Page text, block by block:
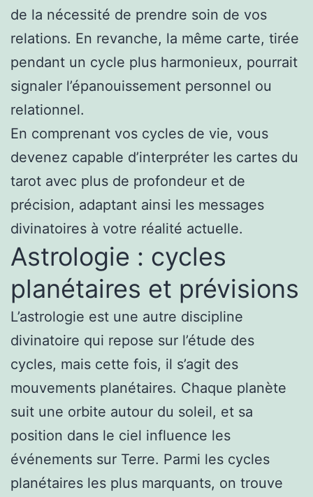
de la nécessité de prendre soin de vos
relations. En revanche, la même carte, tirée
pendant un cycle plus harmonieux, pourrait
signaler l’épanouissement personnel ou
relationnel.
En comprenant vos cycles de vie, vous
devenez capable d’interpréter les cartes du
tarot avec plus de profondeur et de
précision, adaptant ainsi les messages
divinatoires à votre réalité actuelle.
Astrologie : cycles
planétaires et prévisions
L’astrologie est une autre discipline
divinatoire qui repose sur l’étude des
cycles, mais cette fois, il s’agit des
mouvements planétaires. Chaque planète
suit une orbite autour du soleil, et sa
position dans le ciel influence les
événements sur Terre. Parmi les cycles
planétaires les plus marquants, on trouve